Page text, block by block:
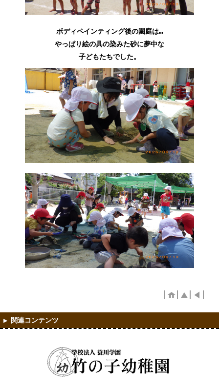
ボディペインティング後の園庭は…
やっぱり絵の具の染みた砂に夢中な
子どもたちでした。